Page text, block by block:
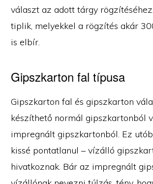
választ az adott tárgy
tiplik, melyekkel a rögzítés akár
is elbír.
Gipszkarton fal típusa
Gipszkarton fal és gipszkarton
készíthető normál gipszkartonból
impregnált gipszkartonból. Ez
kissé pontatlanul – vízálló
hivatkoznak. Bár az impregnált